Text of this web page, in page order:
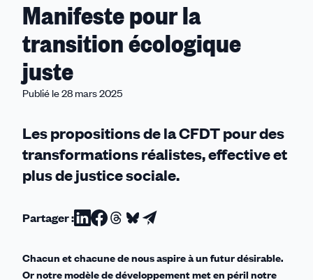
êtes
ici
pour
la
transition
Manifeste pour la
transition écologique
juste
Publié le 28 mars 2025
Les propositions de la CFDT pour des
transformations réalistes, effective et
plus de justice sociale.
Partager :Partager
Linkedin
Partager
Facebook
Partager
Threads
Partager
Bluesky
Partager
email
Chacun et chacune de nous aspire à un futur désirable.
Or notre modèle de développement met en péril notre